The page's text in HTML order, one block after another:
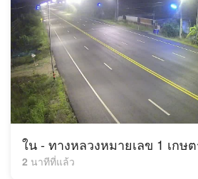
ใน - ทางหลวงหมายเลข 1 เกษ
2 นาทีที่แล้ว